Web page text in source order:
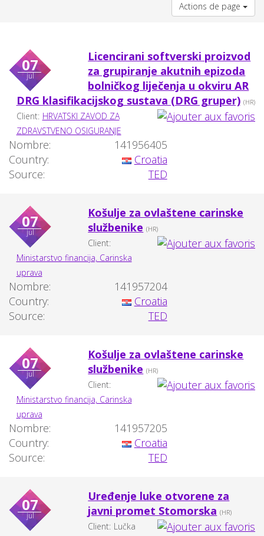
Actions de page
07
jul
Licencirani softverski proizvod
za grupiranje akutnih epizoda
bolničkog liječenja u okviru AR
DRG klasifikacijskog sustava (DRG gruper) (HR)
Client: HRVATSKI ZAVOD ZA
ZDRAVSTVENO OSIGURANJE
Nombre:
141956405
Country:
Croatia
Source:
TED
07
jul
Košulje za ovlaštene carinske
službenike (HR)
Client:
Ministarstvo financija, Carinska
uprava
Nombre:
141957204
Country:
Croatia
Source:
TED
07
jul
Košulje za ovlaštene carinske
službenike (HR)
Client:
Ministarstvo financija, Carinska
uprava
Nombre:
141957205
Country:
Croatia
Source:
TED
07
jul
Uređenje luke otvorene za
javni promet Stomorska (HR)
Client: Lučka